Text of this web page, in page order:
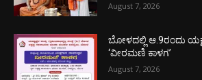
August 7, 2026
ಬೋಳದಲ್ಲಿ ಆ.9ರಂದು
‘ವೀರಮಣಿ ಕಾಳಗ’
August 7, 2026